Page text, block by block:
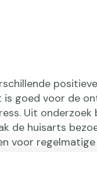
goed voor de
Uit onderzoek
de huisarts
voor